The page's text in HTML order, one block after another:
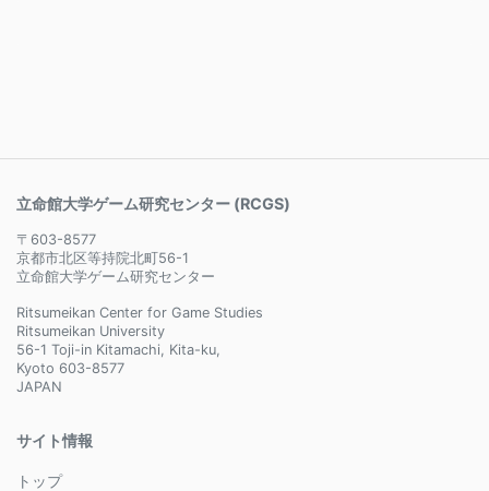
立命館大学ゲーム研究センター (RCGS)
〒603-8577
京都市北区等持院北町56-1
立命館大学ゲーム研究センター
Ritsumeikan Center for Game Studies
Ritsumeikan University
56-1 Toji-in Kitamachi, Kita-ku,
Kyoto 603-8577
JAPAN
サイト情報
トップ